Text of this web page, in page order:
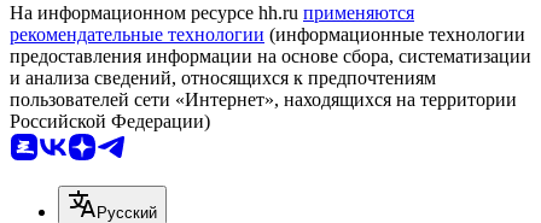
На информационном ресурсе hh.ru применяются
рекомендательные технологии (информационные технологии
предоставления информации на основе сбора, систематизации
и анализа сведений, относящихся к предпочтениям
пользователей сети «Интернет», находящихся на территории
Российской Федерации)
Русский